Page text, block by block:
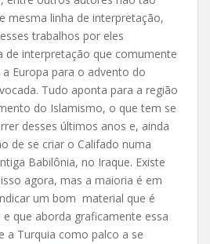
mesma linha de interpretação,
trabalhos por eles
de interpretação que comumente
Europa para o advento do
Tudo aponta para a região
do Islamismo, o que tem se
desses últimos anos e, ainda
de se criar o Califado numa
Babilônia, no Iraque. Existe
agora, mas a maioria é em
um bom material que é
que aborda graficamente essa
a Turquia como palco a se